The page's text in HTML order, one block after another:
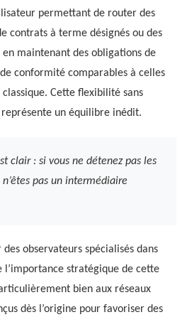
permettant de router des
contrats à terme désignés ou des
maintenant des obligations de
conformité comparables à celles
Cette flexibilité sans
un équilibre inédit.
clair : si vous ne détenez pas les
pas un intermédiaire
observateurs spécialisés dans
l’importance stratégique de cette
bien aux réseaux
dès l’origine pour favoriser des